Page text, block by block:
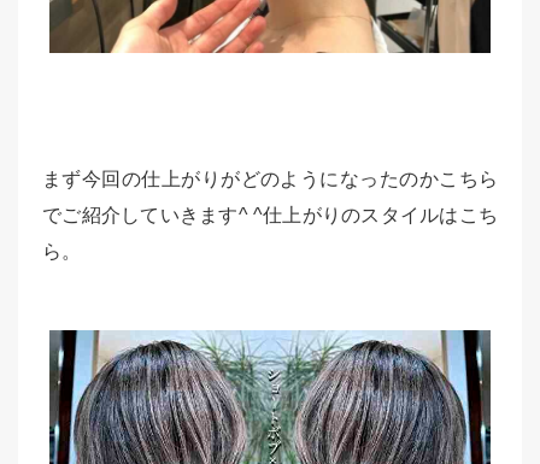
まず今回の仕上がりがどのようになったのかこちら
でご紹介していきます^ ^仕上がりのスタイルはこち
ら。